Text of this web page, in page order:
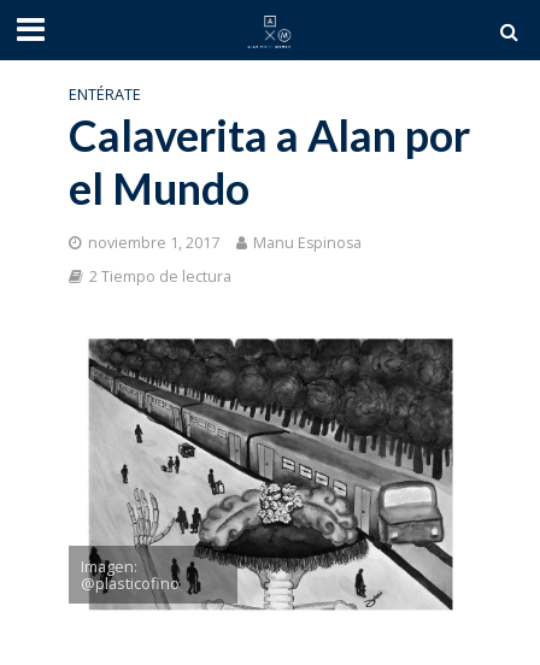
ENTÉRATE
Calaverita a Alan por
el Mundo
noviembre 1, 2017
Manu Espinosa
2 Tiempo de lectura
Imagen:
@plasticofino